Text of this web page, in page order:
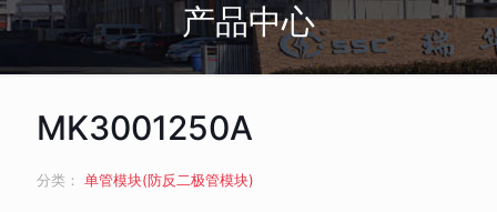
产品中心
MK3001250A
分类： 单管模块(防反二极管模块)